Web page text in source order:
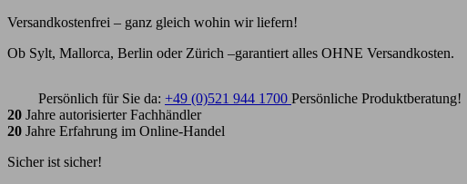
Versandkostenfrei – ganz gleich wohin wir liefern!
Ob Sylt, Mallorca, Berlin oder Zürich –garantiert alles OHNE Versandkosten.
Persönlich für Sie da: +49 (0)521 944 1700 Persönliche Produktberatung!
20 Jahre autorisierter Fachhändler
20 Jahre Erfahrung im Online-Handel
Sicher ist sicher!